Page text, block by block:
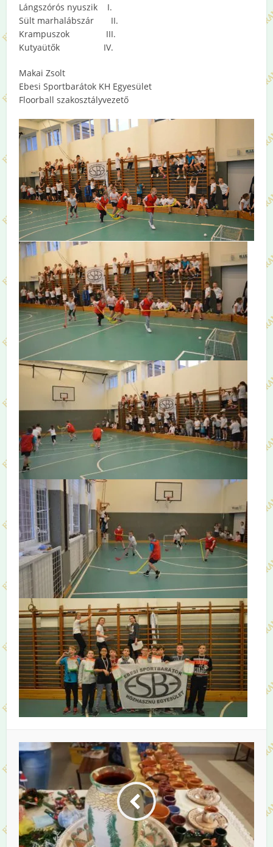
Lángszórós nyuszik I.
Sült marhalábszár II.
Krampuszok III.
Kutyaütők IV.
Makai Zsolt
Ebesi Sportbarátok KH Egyesület
Floorball szakosztályvezető